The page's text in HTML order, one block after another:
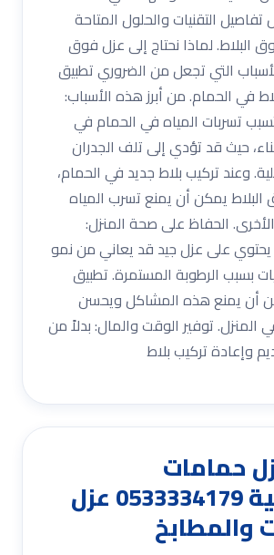
التقنيات والحلول المتاحة
البلاط. لماذا نحتاج إلى عزل فوق
التي تجعل من الضروري تطبيق
في الحمام. من أبرز هذه الأسباب:
تسربات المياه في الحمام في
حيث قد تؤدي إلى تلف الجدران
وعند تركيب بلاط جديد في الحمام،
يمكن أن يمنع تسرب المياه
الحفاظ على صحة المنزل:
يحتوي على عزل جيد قد يعاني من نمو
بسبب الرطوبة المستمرة. تطبيق
أن يمنع هذه المشاكل ويحسن
المنزل. توفير الوقت والمال: بدلاً من
وإعادة تركيب بلاط
حمامات
بالقويعية 0533334179 عزل
والمطابخ